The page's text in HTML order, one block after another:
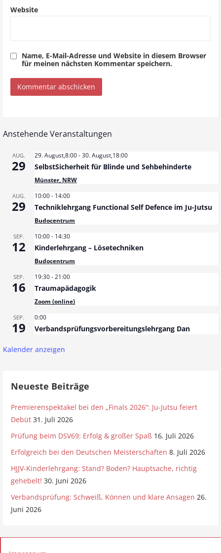
Website
Name, E-Mail-Adresse und Website in diesem Browser
für meinen nächsten Kommentar speichern.
Anstehende Veranstaltungen
AUG.
29
29. August,8:00-30. August,18:00
SelbstSicherheit für Blinde und Sehbehinderte
Münster, NRW
AUG.
29
10:00- 14:00
Techniklehrgang Functional Self Defence im Ju-Jutsu
Budocentrum
SEP.
12
10:00- 14:30
Kinderlehrgang – Lösetechniken
Budocentrum
SEP.
16
19:30-21:00
Traumapädagogik
Zoom (online)
SEP.
19
0:00
Verbandsprüfungsvorbereitungslehrgang Dan
Kalender anzeigen
Neueste Beiträge
Premierenspektakel bei den „Finals 2026“: Ju-Jutsu feiert
Debüt 31. Juli 2026
Prüfung beim DSV69: Erfolg & großer Spaß 16. Juli 2026
Erfolgreich bei den Deutschen Meisterschaften 8. Juli 2026
HJJV-Kinderlehrgang: Stand? Boden? Hauptsache, richtig
gehebelt! 30. Juni 2026
Verbandsprüfung: Schweiß, Können und klare Ansagen 26.
Juni 2026